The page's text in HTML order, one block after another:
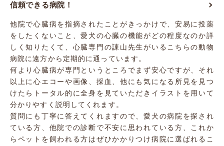
信頼できる病院！
他院で心臓病を指摘されたことがきっかけで、安易に投薬
をしたくないこと、愛犬の心臓の機能がどの程度なのか詳
しく知りたくて、心臓専門の諌山先生がいるこちらの動物
病院に遠方から定期的に通っています。
何より心臓病が専門というところでまず安心ですが、それ
以上に心エコーや画像、採血、他にも気になる所見を見つ
けたらトータル的に全身を見ていただきイラストを用いて
分かりやすく説明してくれます。
質問にも丁寧に答えてくれますので、愛犬の病院を探され
ている方、他院での診断で不安に思われている方、これか
らペットを飼われる方はぜひかかりつけ病院に選ばれるこ